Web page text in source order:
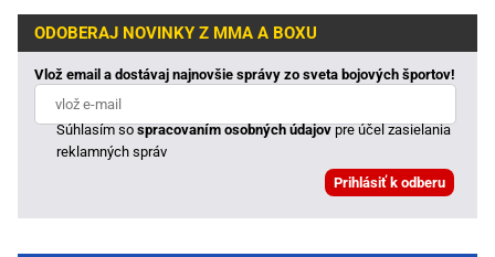
ODOBERAJ NOVINKY Z MMA A BOXU
Vlož email a dostávaj najnovšie správy zo sveta bojových športov!
Súhlasím sospracovaním osobných údajovpre účel zasielania
reklamných správ